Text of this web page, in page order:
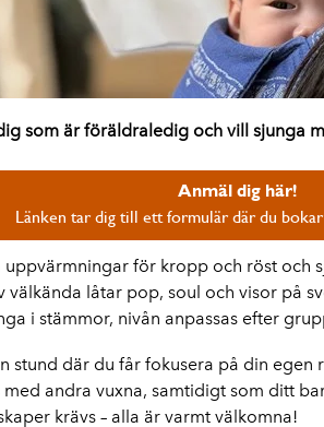
som är föräldraledig och vill sjunga
Anmäl dig här!
Länken tar dig till ett formulär där du
uppvärmningar för kropp och röst och
välkända låtar pop, soul och visor på
i stämmor, nivån anpassas efter
stund där du får fokusera på din egen
andra vuxna, samtidigt som ditt
krävs – alla är varmt välkomna!